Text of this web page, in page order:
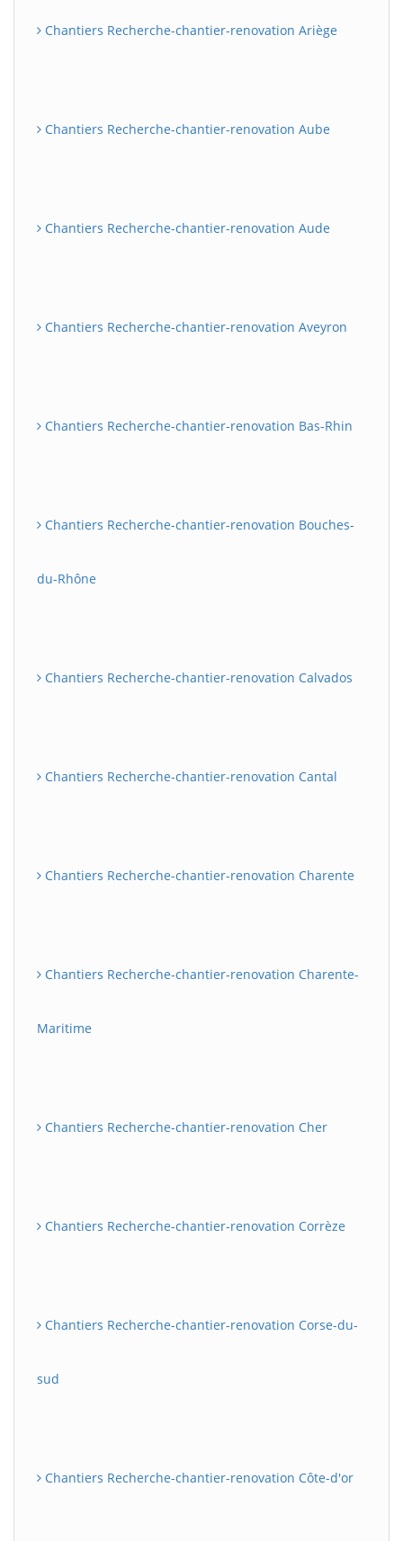
Chantiers Recherche-chantier-renovation Ariège
Chantiers Recherche-chantier-renovation Aube
Chantiers Recherche-chantier-renovation Aude
Chantiers Recherche-chantier-renovation Aveyron
Chantiers Recherche-chantier-renovation Bas-Rhin
Chantiers Recherche-chantier-renovation Bouches-
du-Rhône
Chantiers Recherche-chantier-renovation Calvados
Chantiers Recherche-chantier-renovation Cantal
Chantiers Recherche-chantier-renovation Charente
Chantiers Recherche-chantier-renovation Charente-
Maritime
Chantiers Recherche-chantier-renovation Cher
Chantiers Recherche-chantier-renovation Corrèze
Chantiers Recherche-chantier-renovation Corse-du-
sud
Chantiers Recherche-chantier-renovation Côte-d'or